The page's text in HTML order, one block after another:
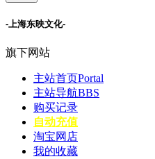
-上海东映文化-
旗下网站
主站首页Portal
主站导航BBS
购买记录
自动充值
淘宝网店
我的收藏